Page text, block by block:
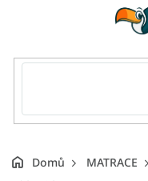
Domů MATRACE